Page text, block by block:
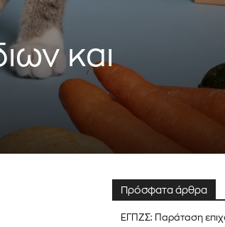
και
Πρόσφατα άρθρα
ΕΓΠΖΣ: Παράταση